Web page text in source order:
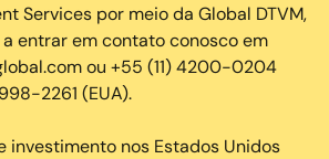
Services por meio da Global DTVM,
entrar em contato conosco em
ou +55 (11) 4200-0204
2261 (EUA).
investimento nos Estados Unidos